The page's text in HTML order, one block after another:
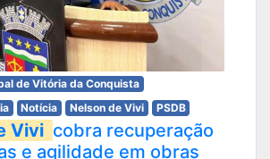
de Vitória da Conquista
Notícia Nelson de Vivi PSDB
Vivi cobra recuperação
e agilidade em obras